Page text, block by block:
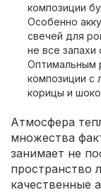
композиции
Особенно
свечей для
не все
Оптимальным
композиции с
корицы и
Атмосфера
множества
занимает не
пространство
качественные